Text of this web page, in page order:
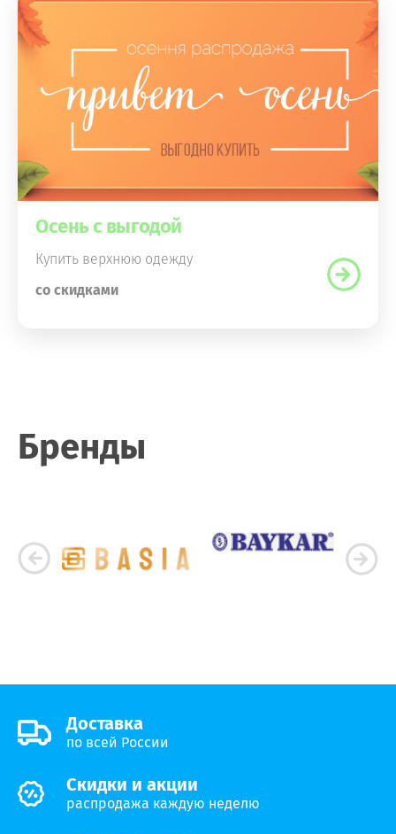
Осень с выгодой
Купить верхнюю одежду
со скидками
Бренды
Доставка
по всей России
Скидки и акции
распродажа каждую неделю